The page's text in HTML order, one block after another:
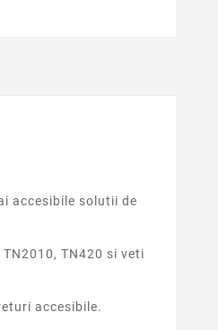
accesibile solutii de
TN420 si veti
accesibile.